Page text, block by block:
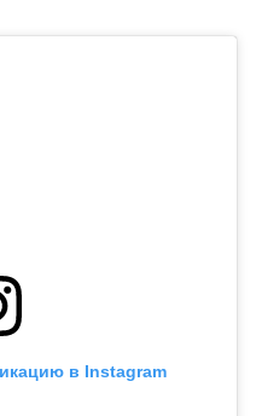
в Instagram